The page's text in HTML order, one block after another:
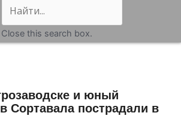
Close this search box.
и юный
Сортавала пострадали в